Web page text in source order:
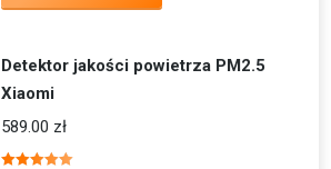
Detektor jakości powietrza PM2.5
Xiaomi
589.00 zł